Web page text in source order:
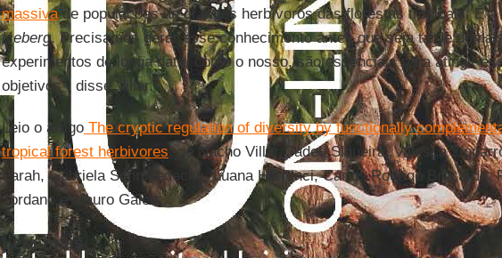
massivade populações de grandes herbívoros das florestas tropicais. É a
iceberg. Precisamos gerar esse conhecimento antes que seja tarde
experimentos de longa data, como o nosso, são essenciais para atingir
objetivos”, disse Villar.
Leio o artigoThe cryptic regulation of diversity by functionally
tropical forest herbivores, de Nacho Villar, Tadeu Siqueira, Valesca
Farah, Gabriela Schmaedecke, Luana Hortenci, Carlos Rodrigo Brocardo,
Jordano e Mauro Galett.
Leia mais